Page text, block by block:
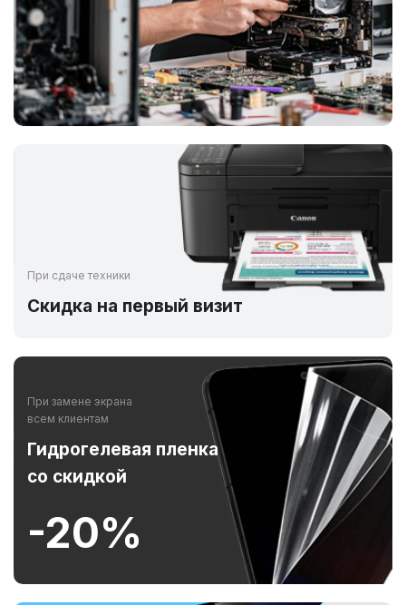
При сдаче техники
Скидка на первый визит
При замене экрана
всем клиентам
Гидрогелевая пленка
со скидкой
-20%